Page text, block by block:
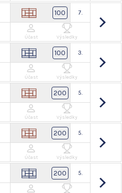
100 7.
Účast Výsledky
100 3.
Účast Výsledky
200 5.
Účast Výsledky
200 5.
Účast Výsledky
200 5.